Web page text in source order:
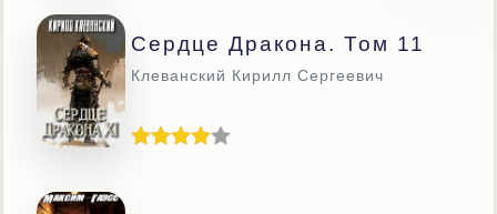
Сердце Дракона. Том 11
Клеванский Кирилл Сергеевич